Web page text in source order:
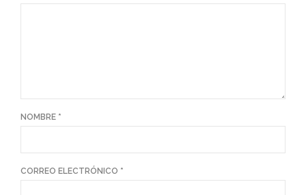
NOMBRE *
CORREO ELECTRÓNICO *